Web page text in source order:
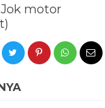
motor